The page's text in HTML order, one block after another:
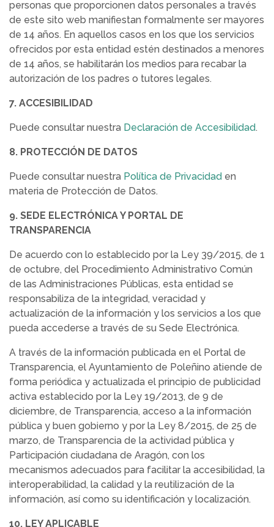
personas que proporcionen datos personales a través
de este sito web manifiestan formalmente ser mayores
de 14 años. En aquellos casos en los que los servicios
ofrecidos por esta entidad estén destinados a menores
de 14 años, se habilitarán los medios para recabar la
autorización de los padres o tutores legales.
7. ACCESIBILIDAD
Puede consultar nuestra Declaración de Accesibilidad.
8. PROTECCIÓN DE DATOS
Puede consultar nuestra Política de Privacidad en
materia de Protección de Datos.
9. SEDE ELECTRÓNICA Y PORTAL DE
TRANSPARENCIA
De acuerdo con lo establecido por la Ley 39/2015, de 1
de octubre, del Procedimiento Administrativo Común
de las Administraciones Públicas, esta entidad se
responsabiliza de la integridad, veracidad y
actualización de la información y los servicios a los que
pueda accederse a través de su Sede Electrónica.
A través de la información publicada en el Portal de
Transparencia, el Ayuntamiento de Poleñino atiende de
forma periódica y actualizada el principio de publicidad
activa establecido por la Ley 19/2013, de 9 de
diciembre, de Transparencia, acceso a la información
pública y buen gobierno y por la Ley 8/2015, de 25 de
marzo, de Transparencia de la actividad pública y
Participación ciudadana de Aragón, con los
mecanismos adecuados para facilitar la accesibilidad, la
interoperabilidad, la calidad y la reutilización de la
información, así como su identificación y localización.
10. LEY APLICABLE